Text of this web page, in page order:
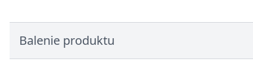
Balenie produktu